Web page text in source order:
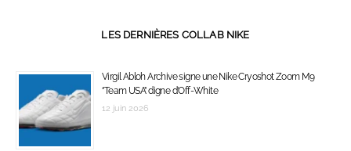
LES DERNIÈRES COLLAB NIKE
Virgil Abloh Archive signe une Nike Cryoshot Zoom M9
‘’Team USA’’ digne d’Off-White
12 juin 2026